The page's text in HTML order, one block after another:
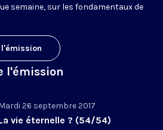
semaine, sur les fondamentaux de
l'émission
26 septembre 2017
vie éternelle ? (54/54)